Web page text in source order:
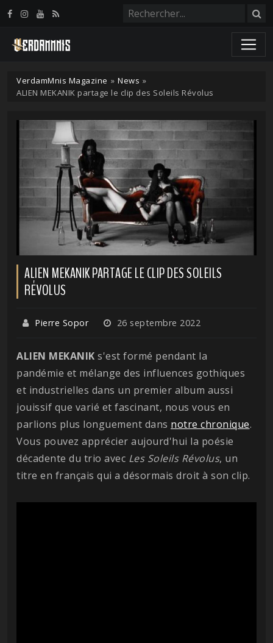
VerdamMnis Magazine » News »
ALIEN MEKANIK partage le clip des Soleils Révolus
ALIEN MEKANIK PARTAGE LE CLIP DES SOLEILS
RÉVOLUS
Pierre Sopor 26 septembre 2022
ALIEN MEKANIK s'est formé pendant la
pandémie et mélange des influences gothiques
et industrielles dans un premier album aussi
jouissif que varié et fascinant, nous vous en
parlions plus longuement dans notre chronique.
Vous pouvez apprécier aujourd'hui la poésie
décadente du trio avec Les Soleils Révolus, un
titre en français qui a désormais droit à son clip.
Panneau de gestion des cookies